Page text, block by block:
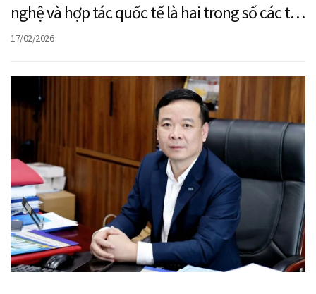
nghệ và hợp tác quốc tế là hai trong số các trụ
cột phát triển, hội nhập
17/02/2026